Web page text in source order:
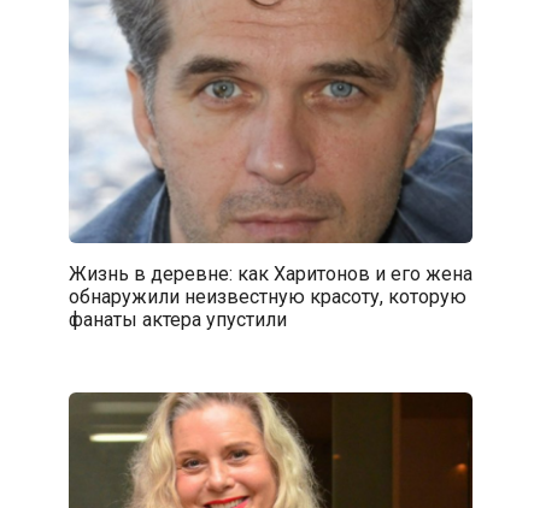
Жизнь в деревне: как Харитонов и его жена
обнаружили неизвестную красоту, которую
фанаты актера упустили